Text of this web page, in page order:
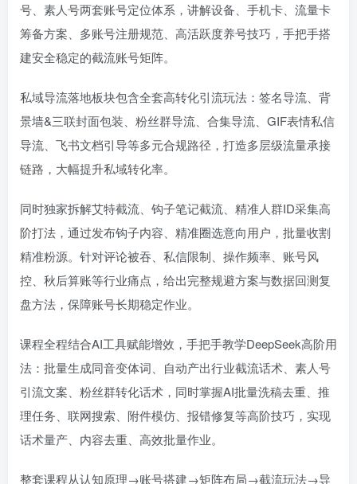
号、素人号两套账号定位体系，讲解设备、手机卡、流量卡
筹备方案、多账号注册规范、高活跃度养号技巧，手把手搭
建安全稳定的截流账号矩阵。
私域导流落地板块包含全套高转化引流玩法：签名导流、背
景墙&三联封面包装、粉丝群导流、合集导流、GIF表情私信
导流、飞书文档引导等多元合规路径，打造多层级流量承接
链路，大幅提升私域转化率。
同时独家拆解艾特截流、钩子笔记截流、精准人群ID采集高
阶打法，通过发布钩子内容、精准圈选意向用户，批量收割
精准粉源。针对评论被吞、私信限制、操作频率、账号风
控、秋后算账等行业痛点，给出完整规避方案与数据回测复
盘方法，保障账号长期稳定作业。
课程全程结合AI工具赋能增效，手把手教学DeepSeek高阶用
法：批量生成同音变体词、自动产出行业截流话术、素人号
引流文案、粉丝群转化话术，同时掌握AI批量洗稿去重、推
理任务、联网搜索、附件模仿、报错修复等高阶技巧，实现
话术量产、内容去重、高效批量作业。
整套课程从认知原理→账号搭建→矩阵布局→截流玩法→导